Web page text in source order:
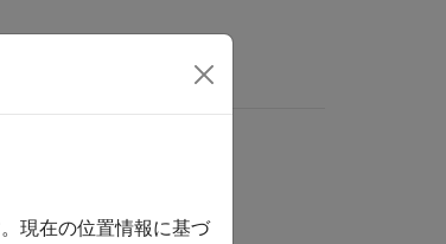
現在の位置情報に基づ